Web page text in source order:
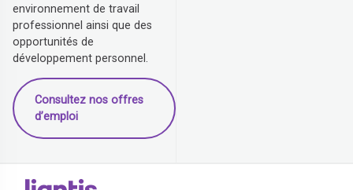
environnement de travail
professionnel ainsi que des
opportunités de
développement personnel.
Consultez nos offres
d’emploi